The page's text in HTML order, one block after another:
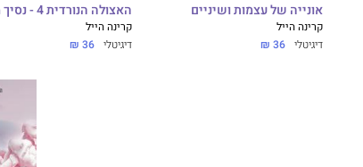
אונייה של עצמות ושיניים
קרינה הייל
דיגיטלי 36 ₪
האצולה הנורדית 4 - נסיך מורד
קרינה הייל
דיגיטלי 36 ₪